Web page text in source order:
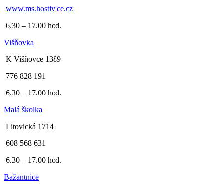
www.ms.hostivice.cz
6.30 – 17.00 hod.
Višňovka
K Višňovce 1389
776 828 191
6.30 – 17.00 hod.
Malá školka
Litovická 1714
608 568 631
6.30 – 17.00 hod.
Bažantnice